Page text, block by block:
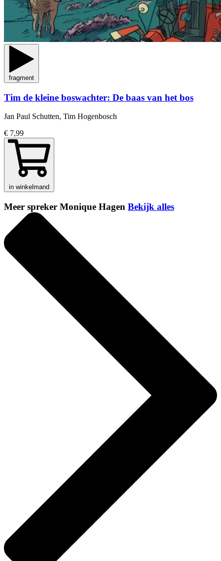
fragment
Tim de kleine boswachter: De baas van het bos
Jan Paul Schutten, Tim Hogenbosch
€ 7,99
in winkelmand
Meer spreker Monique Hagen Bekijk alles